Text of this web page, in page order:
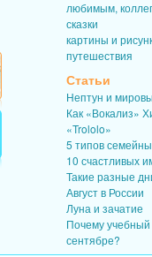
любимым,
сказки
картины и
путешествия
Статьи
Нептун и
Как «Вокализ»
«Trololo»
5 типов
10 счастливых
Такие разные
Август в России
Луна и зачатие
Почему учебный
сентябре?